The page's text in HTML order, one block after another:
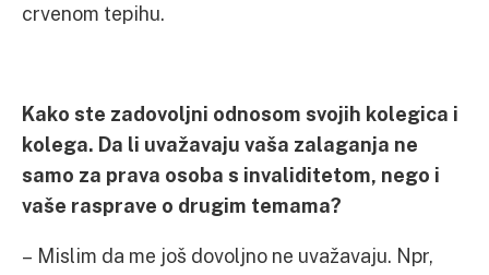
crvenom tepihu.
Kako ste zadovoljni odnosom svojih kolegica i
kolega. Da li uvažavaju vaša zalaganja ne
samo za prava osoba s invaliditetom, nego i
vaše rasprave o drugim temama?
– Mislim da me još dovoljno ne uvažavaju. Npr,